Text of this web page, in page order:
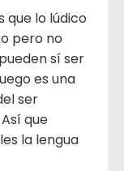
que lo lúdico
pero no
sí ser
es una
ser
que
la lengua